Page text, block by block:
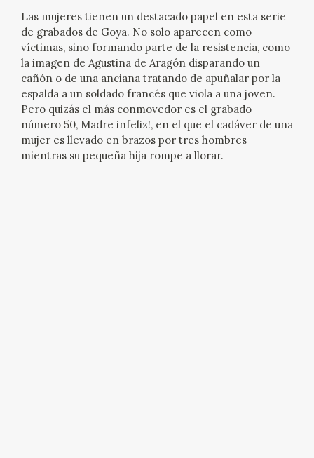
Las mujeres tienen un destacado papel en esta serie
de grabados de Goya. No solo aparecen como
víctimas, sino formando parte de la resistencia, como
la imagen de Agustina de Aragón disparando un
cañón o de una anciana tratando de apuñalar por la
espalda a un soldado francés que viola a una joven.
Pero quizás el más conmovedor es el grabado
número 50, Madre infeliz!, en el que el cadáver de una
mujer es llevado en brazos por tres hombres
mientras su pequeña hija rompe a llorar.